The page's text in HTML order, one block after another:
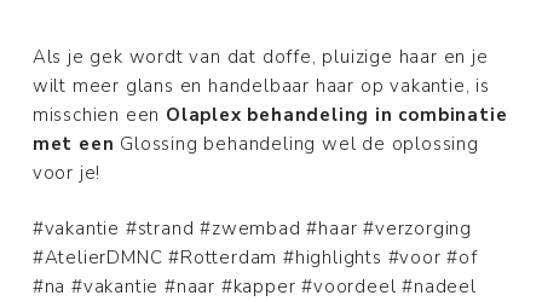
Als je gek wordt van dat doffe, pluizige haar en je
wilt meer glans en handelbaar haar op vakantie, is
misschien een Olaplex behandeling in combinatie
met een Glossing behandeling wel de oplossing
voor je!
#vakantie #strand #zwembad #haar #verzorging
#AtelierDMNC #Rotterdam #highlights #voor #of
#na #vakantie #naar #kapper #voordeel #nadeel